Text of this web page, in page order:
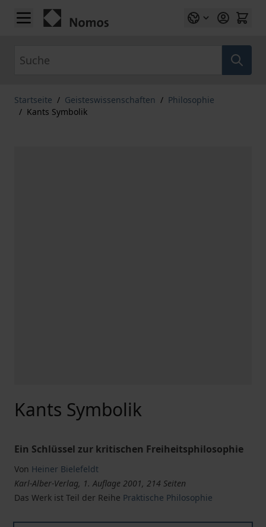
Zum Inhalt springen
Startseite / Geisteswissenschaften / Philosophie
/ Kants Symbolik
Kants Symbolik
Ein Schlüssel zur kritischen Freiheitsphilosophie
Von Heiner Bielefeldt
Karl-Alber-Verlag, 1. Auflage 2001, 214 Seiten
Das Werk ist Teil der Reihe Praktische Philosophie